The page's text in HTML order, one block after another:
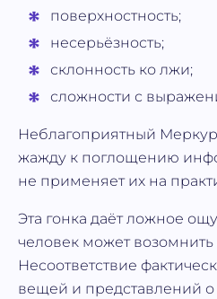
поверхностность;
несерьёзность;
склонность ко лжи;
сложности с
Неблагоприятный
жажду к поглощению
не применяет их на
Эта гонка даёт ложное
человек может
Несоответствие
вещей и представлений о